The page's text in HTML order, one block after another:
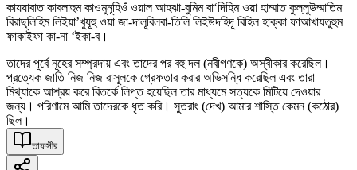
কাযযাবাত কাবলাহুম কাওমুনূহিওঁ ওয়াল আহঝা-বুমিম বা‘দিহিম ওয়া হাম্মাত কুল্লুউম্মাতিম
বিরাছূলিহিম লিইয়া’খুযূহু ওয়া জা-দালূবিলবা-তিলি লিইউদহিদূ বিহিল হাক্কা ফাআখাযতুহুম
ফাকাইফা কা-না ‘ইকা-ব।
তাদের পূর্বে নূহের সম্প্রদায় এবং তাদের পর বহু দল (নবীগণকে) অস্বীকার করেছিল।
প্রত্যেক জাতি নিজ নিজ রাসূলকে গ্রেফতার করার অভিসন্ধি করেছিল এবং তারা
মিথ্যাকে আশ্রয় করে বিতর্কে লিপ্ত হয়েছিল তার মাধ্যমে সত্যকে মিটিয়ে দেওয়ার
জন্য। পরিণামে আমি তাদেরকে ধৃত করি। সুতরাং (দেখ) আমার শাস্তি কেমন (কঠোর)
ছিল।
তাফসীর